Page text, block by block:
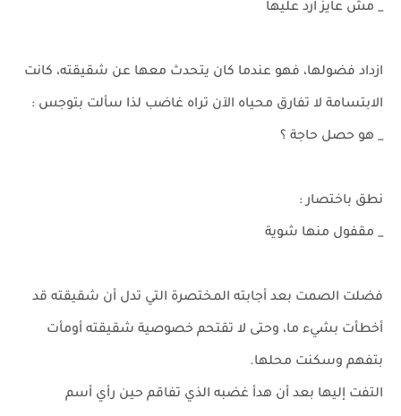
_ مش عايز ارد عليها
ازداد فضولها، فهو عندما كان يتحدث معها عن شقيقته، كانت
الابتسامة لا تفارق محياه الآن تراه غاضب لذا سألت بتوجس :
_ هو حصل حاجة ؟
نطق باختصار :
_ مقفول منها شوية
فضلت الصمت بعد أجابته المختصرة التي تدل أن شقيقته قد
أخطأت بشيء ما، وحتى لا تقتحم خصوصية شقيقته أومأت
بتفهم وسكنت محلها.
التفت إليها بعد أن هدأ غضبه الذي تفاقم حين رأي أسم